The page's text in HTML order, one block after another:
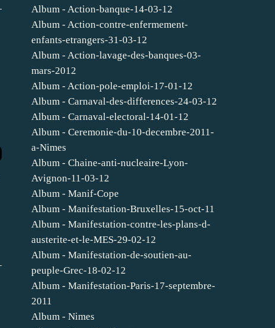
Album - Action-banque-14-03-12
Album - Action-contre-enfermement-
enfants-etrangers-31-03-12
Album - Action-lavage-des-banques-03-
mars-2012
Album - Action-pole-emploi-17-01-12
Album - Carnaval-des-differences-24-03-12
Album - Carnaval-electoral-14-01-12
Album - Ceremonie-du-10-decembre-2011-
a-Nimes
Album - Chaine-anti-nucleaire-Lyon-
Avignon-11-03-12
Album - Manif-Cope
Album - Manifestation-Bruxelles-15-oct-11
Album - Manifestation-contre-les-plans-d-
austerite-et-le-MES-29-02-12
Album - Manifestation-de-soutien-au-
peuple-Grec-18-02-12
Album - Manifestation-Paris-17-septembre-
2011
Album - Nimes